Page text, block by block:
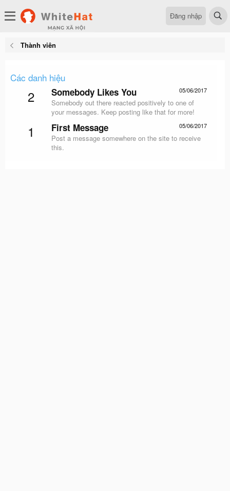
Đăng nhập
Thành viên
Các danh hiệu
2 05/06/2017
Somebody Likes You
Somebody out there reacted positively to one of
your messages. Keep posting like that for more!
1 05/06/2017
First Message
Post a message somewhere on the site to receive
this.